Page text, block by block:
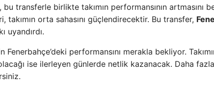
transferle birlikte takımın performansının artmasını
takımın orta sahasını güçlendirecektir. Bu transfer,
uyandırdı.
Fenerbahçe’deki performansını merakla bekliyor.
ise ilerleyen günlerde netlik kazanacak. Daha